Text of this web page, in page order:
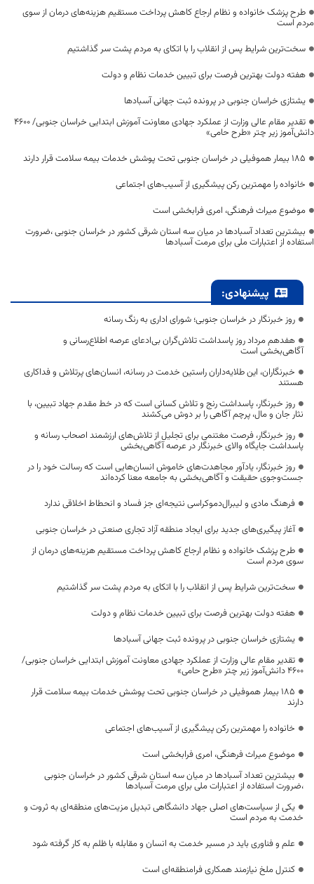
طرح پزشک خانواده و نظام ارجاع کاهش پرداخت مستقیم هزینه‌های درمان از سوی
مردم است
سخت‌ترین شرایط پس از انقلاب را با اتکای به مردم پشت سر گذاشتیم
هفته دولت بهترین فرصت برای تبیین خدمات نظام و دولت
یشتازی خراسان جنوبی در پرونده ثبت جهانی آسبادها
تقدیر مقام عالی وزارت از عملکرد جهادی معاونت آموزش ابتدایی خراسان جنوبی/ ۴۶۰۰
دانش‌آموز زیر چتر «طرح حامی»
۱۸۵ بیمار هموفیلی در خراسان جنوبی تحت پوشش خدمات بیمه سلامت قرار دارند
خانواده را مهمترین رکن پیشگیری از آسیب‌های اجتماعی
موضوع میراث فرهنگی، امری فرابخشی است
بیشترین تعداد آسبادها در میان سه استان شرقی کشور در خراسان جنوبی ،ضرورت
استفاده از اعتبارات ملی برای مرمت آسبادها
پیشنهادی:
روز خبرنگار در خراسان جنوبی؛ شورای اداری به رنگ رسانه
هفدهم مرداد روز پاسداشت تلاش‌گران بی‌ادعای عرصه اطلاع‌رسانی و
آگاهی‌بخشی است
خبرنگاران، این طلایه‌داران راستین خدمت در رسانه، انسان‌های پرتلاش و فداکاری
هستند
روز خبرنگار، پاسداشت رنج و تلاش کسانی است که در خط مقدم جهاد تبیین، با
نثار جان و مال، پرچم آگاهی را بر دوش می‌کشند
روز خبرنگار، فرصت مغتنمی برای تجلیل از تلاش‌های ارزشمند اصحاب رسانه و
پاسداشت جایگاه والای خبرنگار در عرصه آگاهی‌بخشی
روز خبرنگار، یادآور مجاهدت‌های خاموش انسان‌هایی است که رسالت خود را در
جست‌وجوی حقیقت و آگاهی‌بخشی به جامعه معنا کرده‌اند
فرهنگ مادی و لیبرال‌دموکراسی نتیجه‌ای جز فساد و انحطاط اخلاقی ندارد
آغاز پیگیری‌های جدید برای ایجاد منطقه آزاد تجاری صنعتی در خراسان جنوبی
طرح پزشک خانواده و نظام ارجاع کاهش پرداخت مستقیم هزینه‌های درمان از
سوی مردم است
سخت‌ترین شرایط پس از انقلاب را با اتکای به مردم پشت سر گذاشتیم
هفته دولت بهترین فرصت برای تبیین خدمات نظام و دولت
یشتازی خراسان جنوبی در پرونده ثبت جهانی آسبادها
تقدیر مقام عالی وزارت از عملکرد جهادی معاونت آموزش ابتدایی خراسان جنوبی/
۴۶۰۰ دانش‌آموز زیر چتر «طرح حامی»
۱۸۵ بیمار هموفیلی در خراسان جنوبی تحت پوشش خدمات بیمه سلامت قرار
دارند
خانواده را مهمترین رکن پیشگیری از آسیب‌های اجتماعی
موضوع میراث فرهنگی، امری فرابخشی است
بیشترین تعداد آسبادها در میان سه استان شرقی کشور در خراسان جنوبی
،ضرورت استفاده از اعتبارات ملی برای مرمت آسبادها
یکی از سیاست‌های اصلی جهاد دانشگاهی تبدیل مزیت‌های منطقه‌ای به ثروت و
خدمت به مردم است
علم و فناوری باید در مسیر خدمت به انسان و مقابله با ظلم به کار گرفته شود
کنترل ملخ نیازمند همکاری فرامنطقه‌ای است